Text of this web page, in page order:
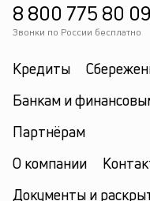
8 800 775 80 09
Звонки по России бесплатно
Кредиты
Банкам и
Партнёрам
О компании
Документы и